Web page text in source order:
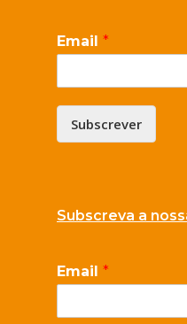
Email *
Subscrever
Subscreva a
Email *